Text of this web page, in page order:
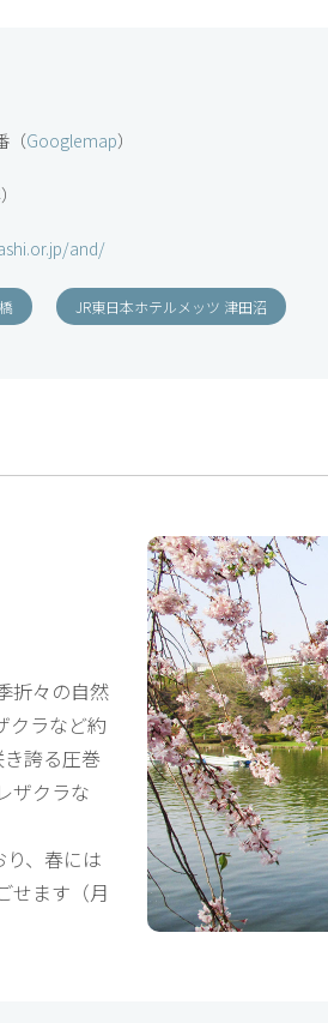
（Googlemap）
and/
JR東日本ホテルメッツ 津田沼
折々の自然
クラなど約
誇る圧巻
ザクラな
、春には
せます（月